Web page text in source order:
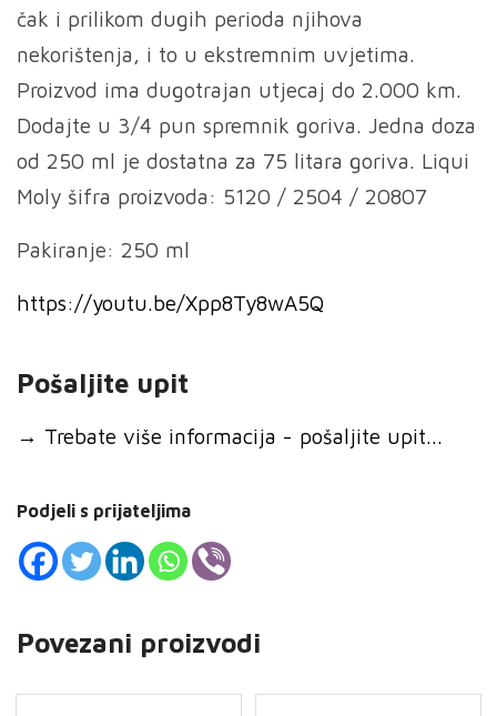
čak i prilikom dugih perioda njihova
nekorištenja, i to u ekstremnim uvjetima.
Proizvod ima dugotrajan utjecaj do 2.000 km.
Dodajte u 3/4 pun spremnik goriva. Jedna doza
od 250 ml je dostatna za 75 litara goriva. Liqui
Moly šifra proizvoda: 5120 / 2504 / 20807
Pakiranje: 250 ml
https://youtu.be/Xpp8Ty8wA5Q
Pošaljite upit
→ Trebate više informacija - pošaljite upit...
Podjeli s prijateljima
Povezani proizvodi